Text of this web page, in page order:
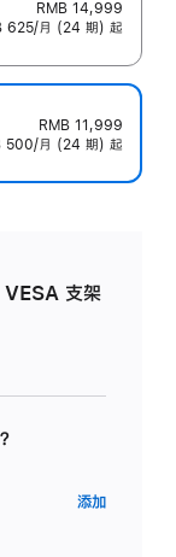
RMB 14,999
625/月 (24 期) 起
RMB 11,999
500/月 (24 期) 起
支架
添加